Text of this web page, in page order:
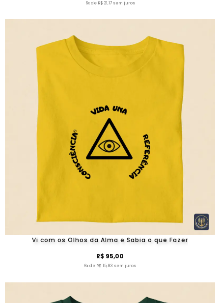
6x de R$ 21,17 sem juros
Vi com os Olhos da Alma e Sabia o que Fazer
R$ 95,00
6x de R$ 15,83 sem juros